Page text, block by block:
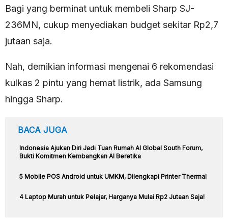
Bagi yang berminat untuk membeli Sharp SJ-
236MN, cukup menyediakan budget sekitar Rp2,7
jutaan saja.
Nah, demikian informasi mengenai 6 rekomendasi
kulkas 2 pintu yang hemat listrik, ada Samsung
hingga Sharp.
BACA JUGA
Indonesia Ajukan Diri Jadi Tuan Rumah AI Global South Forum,
Bukti Komitmen Kembangkan AI Beretika
5 Mobile POS Android untuk UMKM, Dilengkapi Printer Thermal
4 Laptop Murah untuk Pelajar, Harganya Mulai Rp2 Jutaan Saja!